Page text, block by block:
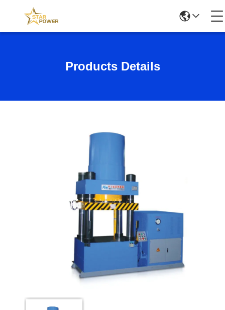
Products Details